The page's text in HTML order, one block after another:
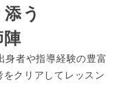
う
身者や指導経験の豊富
クリアしてレッスン